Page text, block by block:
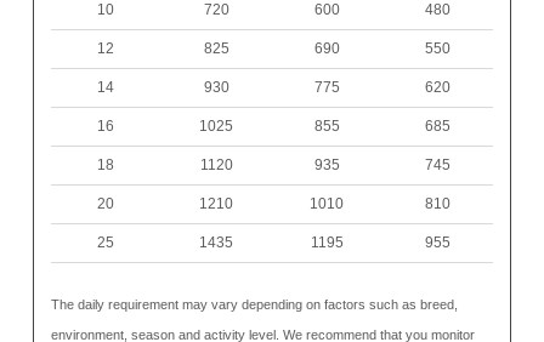
10 720 600 480
12 825 690 550
14 930 775 620
16 1025 855 685
18 1120 935 745
20 1210 1010 810
25 1435 1195 955
The daily requirement may vary depending on factors such as breed,
environment, season and activity level. We recommend that you monitor